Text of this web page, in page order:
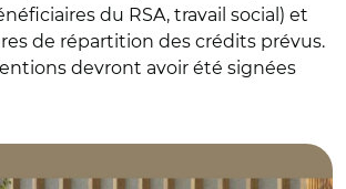
du RSA, travail social) et
de répartition des crédits prévus.
devront avoir été signées